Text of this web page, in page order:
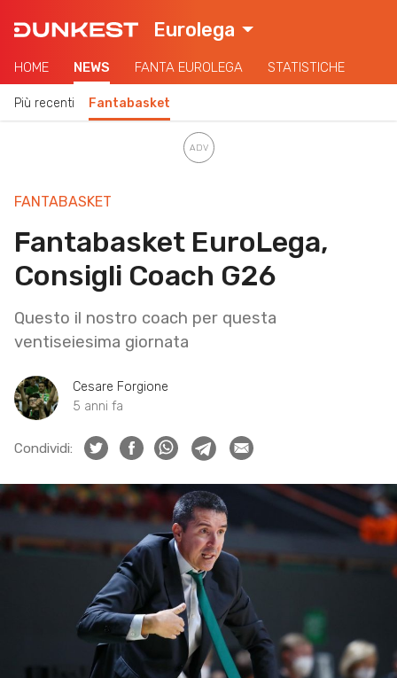
Eurolega
HOME NEWS FANTA EUROLEGA STATISTICHE
Più recenti Fantabasket
FANTABASKET
Fantabasket EuroLega,
Consigli Coach G26
Questo il nostro coach per questa
ventiseiesima giornata
Cesare Forgione
5 anni fa
Condividi: